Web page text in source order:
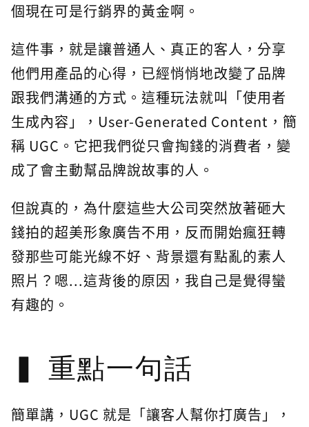
個現在可是行銷界的黃金啊。
這件事，就是讓普通人、真正的客人，分享
他們用產品的心得，已經悄悄地改變了品牌
跟我們溝通的方式。這種玩法就叫「使用者
生成內容」，User-Generated Content，簡
稱 UGC。它把我們從只會掏錢的消費者，變
成了會主動幫品牌說故事的人。
但說真的，為什麼這些大公司突然放著砸大
錢拍的超美形象廣告不用，反而開始瘋狂轉
發那些可能光線不好、背景還有點亂的素人
照片？嗯...這背後的原因，我自己是覺得蠻
有趣的。
重點一句話
簡單講，UGC 就是「讓客人幫你打廣告」，